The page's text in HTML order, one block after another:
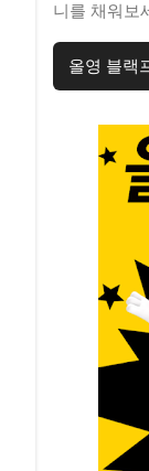
니를 채워보
올영 블랙